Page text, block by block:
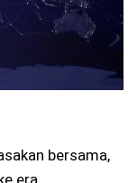
bersama,
era